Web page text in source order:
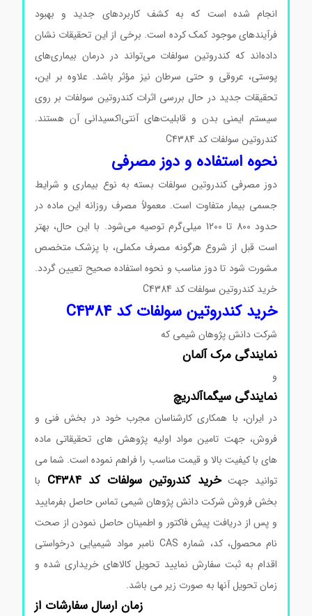
انجام شده است که به کشف کاربردهای جدید و بهبود
فرآیندهای موجود کمک کرده است. برخی از این تحقیقات نشان
داده‌اند که کندروتین سولفات می‌تواند در درمان بیماری‌های
پوستی، عروقی و حتی سرطان نیز مؤثر باشد. علاوه بر این،
تحقیقات جدید در حال بررسی اثرات کندروتین سولفات بر روی
سیستم ایمنی بدن و قابلیت‌های آنتی‌اکسیدانی آن هستند.
کندروتین سولفات کد C4384
نحوه استفاده و دوز مصرفی
دوز مصرفی کندروتین سولفات بسته به نوع بیماری و شرایط
جسمی بیمار متفاوت است. معمولاً مصرف روزانه این ماده در
حدود 800 تا 1200 میلی‌گرم توصیه می‌شود. با این حال، بهتر
است قبل از شروع هرگونه مصرف مکملی، با پزشک متخصص
مشورت شود تا دوز مناسب و نحوه استفاده صحیح تعیین گردد.
خرید کندروتین سولفات کد C4384
خرید کندروتین سولفات کد C4384
شرکت دانش پژوهان شیمی که
نمایندگیمرکآلمان
نمایندگیسیگماآلدریچ
در ایران، با همکاری کارشناسان مجرب خود در بخش فنی و
فروش، جهت تامین مواد اولیه پژوهش های تحقیقاتی ماده
های با کیفیت بالا و قیمت مناسب را فراهم نموده است. شما می
توانید جهتخرید کندروتین سولفات کد C4384
با
بخش فروش شرکت دانش پژوهان شیمی تماس حاصل بفرمایید
و پس از دریافت پیش فاکتور و اطمینان حاصل نمودن از صحت
نام محصول، کد، شماره CAS نامبر مواد شیمیایی درخواستی
اقدام به ثبت سفارش نمایید تحویل کالاهای خریداری شده و
زمان تحویل آنها به صورت زیر می باشد.
زمان ارسال سفارشات از